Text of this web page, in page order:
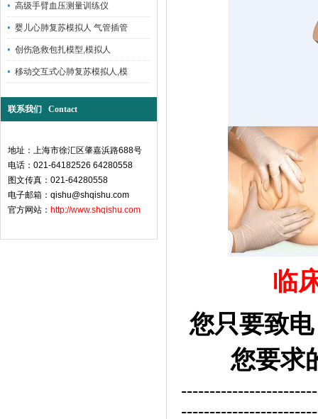
高级手臂血压测量训练仪
婴儿心肺复苏模拟人 气管插管
创伤急救包扎模型,模拟人
移动交互式心肺复苏模拟人,模
联系我们 Contact
地址：上海市徐汇区肇嘉浜路688号
电话：021-64182526 64280558
图文传真：021-64280558
电子邮箱：qishu@shqishu.com
官方网站： http://www.shqishu.com
临
您只要致
您要求